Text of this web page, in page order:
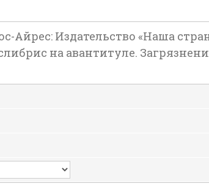
Издательство «Наша
на авантитуле.